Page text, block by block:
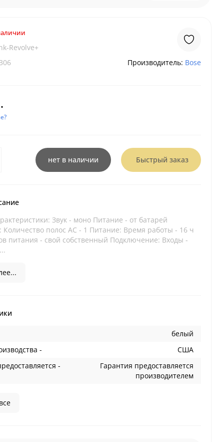
Revolve+
Производитель: Bose
нет в наличии Быстрый заказ
Звук - моно Питание - от батарей
Количество полос AC - 1 Питание: Время работы - 16 ч
питания - свой собственный Подключение: Входы -
белый
-
США
-
Гарантия предоставляется
производителем